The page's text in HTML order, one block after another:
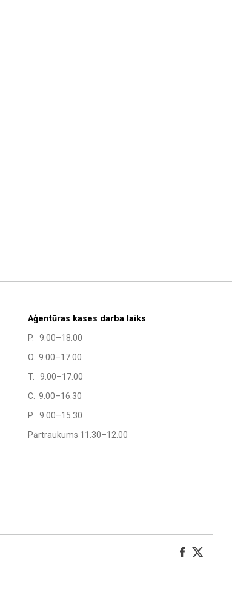
Aģentūras kases darba laiks
P. 9.00–18.00
O. 9.00–17.00
T. 9.00–17.00
C. 9.00–16.30
P. 9.00–15.30
Pārtraukums 11.30–12.00